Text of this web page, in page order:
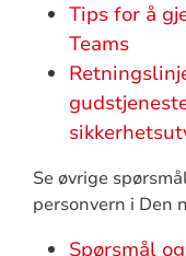
Tips for å
Teams
Se øvrige
personvern i Den
Spørsmål